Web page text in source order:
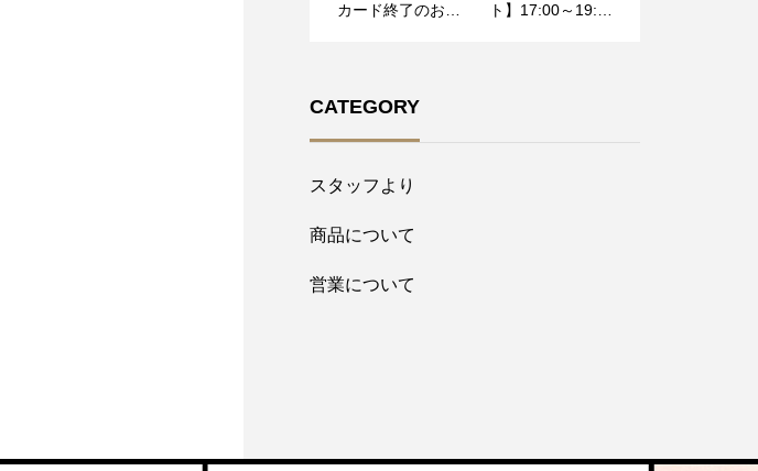
カード終了のお知
ト】17:00～19:0
カ）は当店でご利
ビ・雑誌で紹介さ
CATEGORY
スタッフより
商品について
営業について